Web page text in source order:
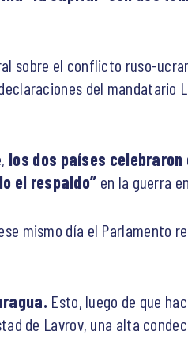
sobre el conflicto ruso-
del mandatario
los dos países
el respaldo” en la guerra
mismo día el Parlamento
Esto, luego de que
de Lavrov, una alta